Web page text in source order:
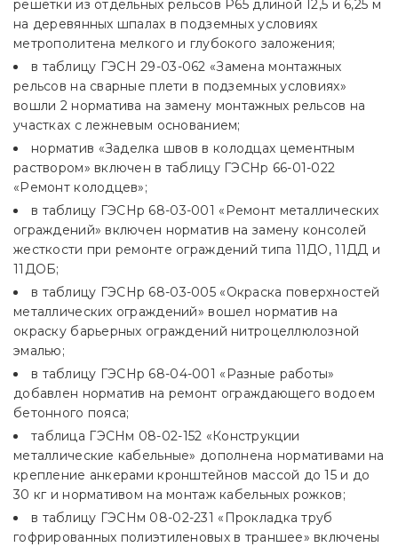
решетки из отдельных рельсов Р65 длиной 12,5 и 6,25 м
на деревянных шпалах в подземных условиях
метрополитена мелкого и глубокого заложения;
в таблицу ГЭСН 29-03-062 «Замена монтажных
рельсов на сварные плети в подземных условиях»
вошли 2 норматива на замену монтажных рельсов на
участках с лежневым основанием;
норматив «Заделка швов в колодцах цементным
раствором» включен в таблицу ГЭСНр 66-01-022
«Ремонт колодцев»;
в таблицу ГЭСНр 68-03-001 «Ремонт металлических
ограждений» включен норматив на замену консолей
жесткости при ремонте ограждений типа 11ДО, 11ДД и
11ДОБ;
в таблицу ГЭСНр 68-03-005 «Окраска поверхностей
металлических ограждений» вошел норматив на
окраску барьерных ограждений нитроцеллюлозной
эмалью;
в таблицу ГЭСНр 68-04-001 «Разные работы»
добавлен норматив на ремонт ограждающего водоем
бетонного пояса;
таблица ГЭСНм 08-02-152 «Конструкции
металлические кабельные» дополнена нормативами на
крепление анкерами кронштейнов массой до 15 и до
30 кг и нормативом на монтаж кабельных рожков;
в таблицу ГЭСНм 08-02-231 «Прокладка труб
гофрированных полиэтиленовых в траншее» включены